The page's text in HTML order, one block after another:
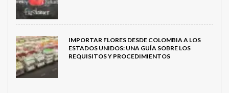
IMPORTAR FLORES DESDE COLOMBIA A LOS
ESTADOS UNIDOS: UNA GUÍA SOBRE LOS
REQUISITOS Y PROCEDIMIENTOS